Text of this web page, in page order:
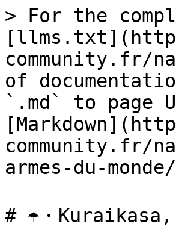
> For the
community.fr/
of
`.md` to page
community.fr/
armes-du-
# ☂️・